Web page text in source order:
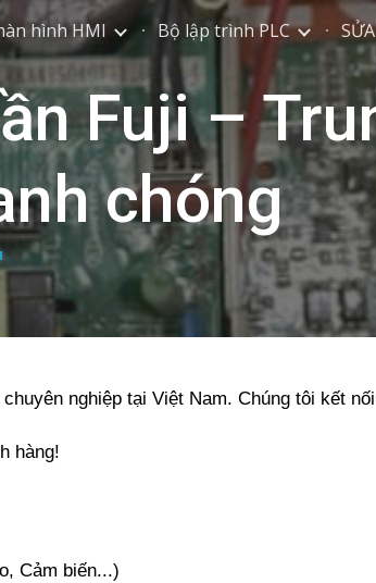
Skip to navigation
hình HMI Bộ lập trình PLC
Fuji –
chóng
nghiệp tại Việt Nam. Chúng tôi kết
hàng!
Cảm biến...)